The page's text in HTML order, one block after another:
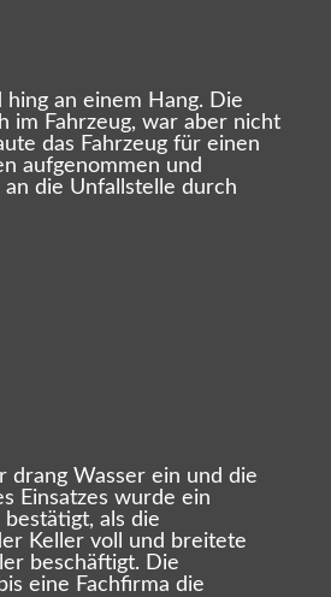
an einem Hang. Die
im Fahrzeug, war aber nicht
das Fahrzeug für einen
aufgenommen und
die Unfallstelle durch
drang Wasser ein und die
Einsatzes wurde ein
als die
Keller voll und breitete
beschäftigt. Die
eine Fachfirma die